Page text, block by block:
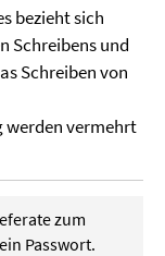
bezieht sich
Schreibens und
Schreiben von
werden vermehrt
zum
Passwort.